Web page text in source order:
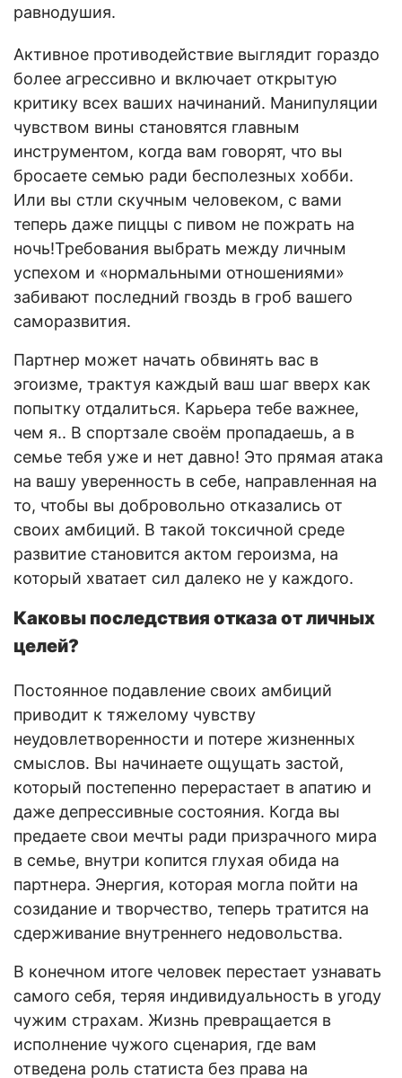
равнодушия.
Активное противодействие выглядит гораздо
более агрессивно и включает открытую
критику всех ваших начинаний. Манипуляции
чувством вины становятся главным
инструментом, когда вам говорят, что вы
бросаете семью ради бесполезных хобби.
Или вы стли скучным человеком, с вами
теперь даже пиццы с пивом не пожрать на
ночь!Требования выбрать между личным
успехом и «нормальными отношениями»
забивают последний гвоздь в гроб вашего
саморазвития.
Партнер может начать обвинять вас в
эгоизме, трактуя каждый ваш шаг вверх как
попытку отдалиться. Карьера тебе важнее,
чем я.. В спортзале своём пропадаешь, а в
семье тебя уже и нет давно! Это прямая атака
на вашу уверенность в себе, направленная на
то, чтобы вы добровольно отказались от
своих амбиций. В такой токсичной среде
развитие становится актом героизма, на
который хватает сил далеко не у каждого.
Каковы последствия отказа от личных
целей?
Постоянное подавление своих амбиций
приводит к тяжелому чувству
неудовлетворенности и потере жизненных
смыслов. Вы начинаете ощущать застой,
который постепенно перерастает в апатию и
даже депрессивные состояния. Когда вы
предаете свои мечты ради призрачного мира
в семье, внутри копится глухая обида на
партнера. Энергия, которая могла пойти на
созидание и творчество, теперь тратится на
сдерживание внутреннего недовольства.
В конечном итоге человек перестает узнавать
самого себя, теряя индивидуальность в угоду
чужим страхам. Жизнь превращается в
исполнение чужого сценария, где вам
отведена роль статиста без права на